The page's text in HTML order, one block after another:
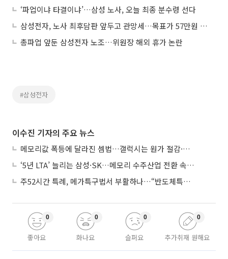
‘파업이냐 타결이냐’…삼성 노사, 오늘 최종 분수령 선다
삼성전자, 노사 최후담판 앞두고 관망세…목표가 57만원 상향에도 보합
총파업 앞둔 삼성전자 노조…위원장 해외 휴가 논란
#삼성전자
이수진 기자의 주요 뉴스
메모리값 폭등에 달라진 셈법…갤럭시는 원가 절감·아이폰은 서비스 확대
‘5년 LTA’ 늘리는 삼성·SK…메모리 수주산업 전환 속 다른 셈법
주52시간 특례, 메가특구법서 부활하나…“반도체특별법 담겨야”
좋아요
0
화나요
0
슬퍼요
0
추가취재 원해요
0